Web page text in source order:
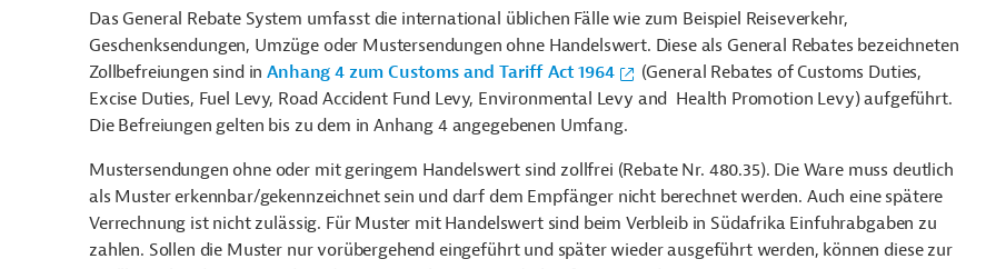
Das General Rebate System umfasst die international üblichen Fälle wie zum Beispiel Reiseverkehr,
Geschenksendungen, Umzüge oder Mustersendungen ohne Handelswert. Diese als General Rebates bezeichneten
Zollbefreiungen sind inAnhang 4 zum Customs and Tariff Act 1964
(General Rebates of Customs Duties,
Excise Duties, Fuel Levy, Road Accident Fund Levy, Environmental Levy and Health Promotion Levy) aufgeführt.
Die Befreiungen gelten bis zu dem in Anhang 4 angegebenen Umfang.
Mustersendungen ohne oder mit geringem Handelswert sind zollfrei (Rebate Nr. 480.35). Die Ware muss deutlich
als Muster erkennbar/gekennzeichnet sein und darf dem Empfänger nicht berechnet werden. Auch eine spätere
Verrechnung ist nicht zulässig. Für Muster mit Handelswert sind beim Verbleib in Südafrika Einfuhrabgaben zu
zahlen. Sollen die Muster nur vorübergehend eingeführt und später wieder ausgeführt werden, können diese zur